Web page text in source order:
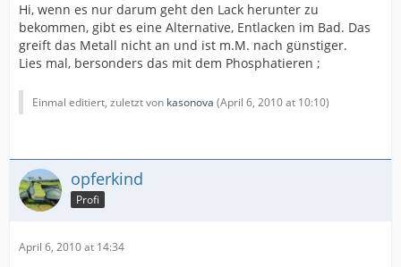
Hi, wenn es nur darum geht den Lack herunter zu
bekommen, gibt es eine Alternative, Entlacken im Bad. Das
greift das Metall nicht an und ist m.M. nach günstiger.
Lies mal, bersonders das mit dem Phosphatieren ;
Einmal editiert, zuletzt von kasonova (April 6, 2010 at 10:10)
opferkind
Profi
April 6, 2010 at 14:34